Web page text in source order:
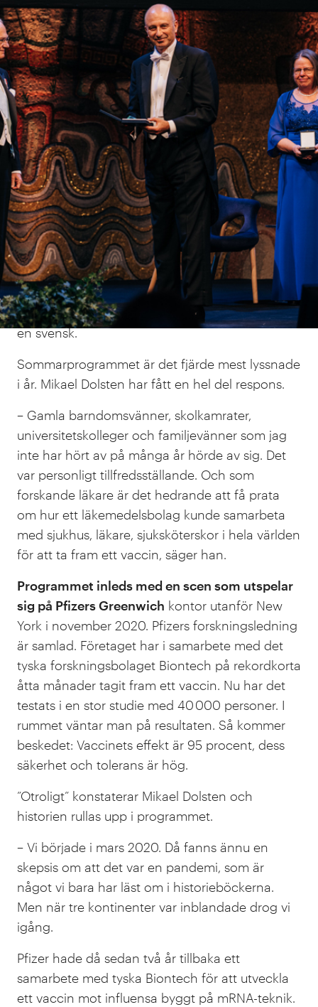
Hans vaccin slog världen
med häpnad
Det senaste året har kontakterna med Sverige
blivit fler. Han är sedan årsskiftet gästprofessor
vid Lunds universitet. I juli var han
sommarpratare och det blev känt för en bredare
publik att det bakom Pfizers vaccin – som då
injicerats i miljoner svenska överarmar – fanns
en svensk.
Sommarprogrammet är det fjärde mest lyssnade
i år. Mikael Dolsten har fått en hel del respons.
– Gamla barndomsvänner, skolkamrater,
universitetskolleger och familjevänner som jag
inte har hört av på många år hörde av sig. Det
var personligt tillfredsställande. Och som
forskande läkare är det hedrande att få prata
om hur ett läkemedelsbolag kunde samarbeta
med sjukhus, läkare, sjuksköterskor i hela världen
för att ta fram ett vaccin, säger han.
Programmet inleds med en scen som utspelar
sig på Pfizers Greenwich kontor utanför New
York i november 2020. Pfizers forskningsledning
är samlad. Företaget har i samarbete med det
tyska forskningsbolaget Biontech på rekordkorta
åtta månader tagit fram ett vaccin. Nu har det
testats i en stor studie med 40 000 personer. I
rummet väntar man på resultaten. Så kommer
beskedet: Vaccinets effekt är 95 procent, dess
säkerhet och tolerans är hög.
”Otroligt” konstaterar Mikael Dolsten och
historien rullas upp i programmet.
– Vi började i mars 2020. Då fanns ännu en
skepsis om att det var en pandemi, som är
något vi bara har läst om i historieböckerna.
Men när tre kontinenter var inblandade drog vi
igång.
Pfizer hade då sedan två år tillbaka ett
samarbete med tyska Biontech för att utveckla
ett vaccin mot influensa byggt på mRNA-teknik.